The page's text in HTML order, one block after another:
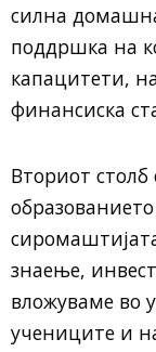
силна
поддршка на
капацитети,
финансиска
Вториот
знаење,
вложуваме во
учениците и